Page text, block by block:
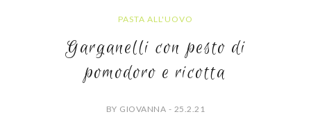
PASTA ALL'UOVO
Garganelli con pesto di
pomodoro e ricotta
BY GIOVANNA - 25.2.21